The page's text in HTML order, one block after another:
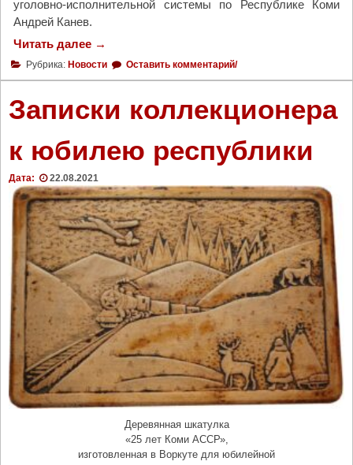
"
ь
в
с
н
а
я
»
!
"
уголовно-исполнительной системы по Республике Коми
Андрей Канев.
Читать далее "
В
С
я
о
С
т
е
ф
а
о
в
с
к
о
к
а
д
→
Рубрика: Новости Оставить комментарий/
Записки коллекционера
к юбилею республики
Дата: 22.08.2021
Деревянная шкатулка
«25 лет Коми АССР»,
изготовленная в Воркуте для юбилейной